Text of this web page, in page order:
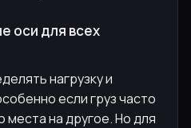
оси для всех
нагрузку и
если груз часто
на другое. Но для